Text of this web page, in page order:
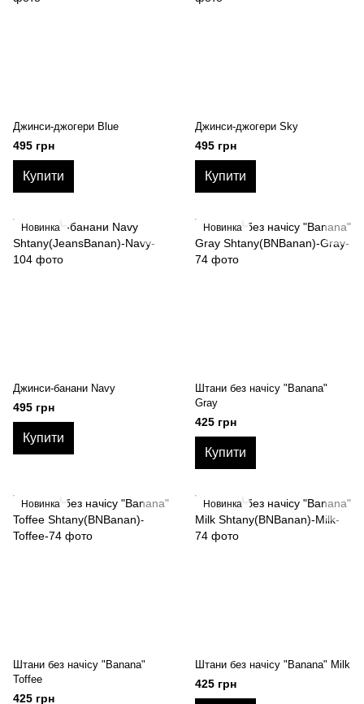
Джинси-джогери Blue
495 грн
Купити
Джинси-джогери Sky
495 грн
Купити
Новинка
Джинси-банани Navy
495 грн
Купити
Новинка
Штани без начісу "Banana"
Gray
425 грн
Купити
Новинка
Штани без начісу "Banana"
Toffee
425 грн
Новинка
Штани без начісу "Banana" Milk
425 грн